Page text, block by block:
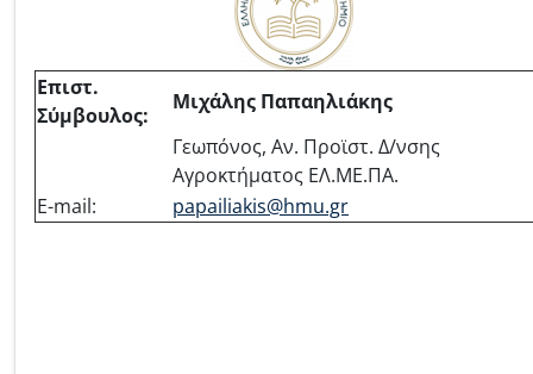
Επιστ.
Σύμβουλος:
Μιχάλης Παπαηλιάκης
Γεωπόνος, Αν. Προϊστ. Δ/νσης
Αγροκτήματος ΕΛ.ΜΕ.ΠΑ.
E-mail:
papailiakis@hmu.gr